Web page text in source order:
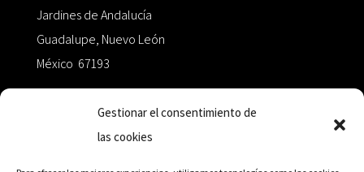
Gestionar el consentimiento de
las cookies
Jardines de Andalucía
Guadalupe, Nuevo León
México 67193
+52 811.499.5638